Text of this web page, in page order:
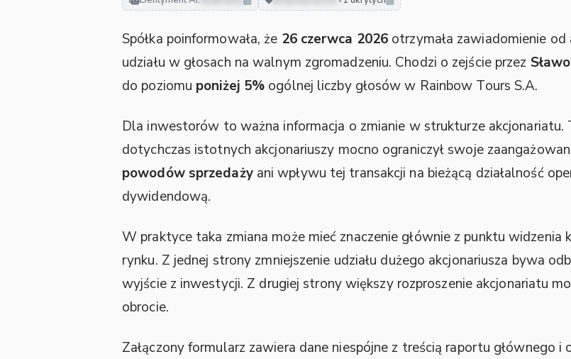
Spółka poinformowała, że 26 czerwca 2026 otrzymała zawiadomienie
udziału w głosach na walnym zgromadzeniu. Chodzi o zejście przez
do poziomu poniżej 5% ogólnej liczby głosów w Rainbow Tours S.A.
Dla inwestorów to ważna informacja o zmianie w strukturze akcjonariatu.
dotychczas istotnych akcjonariuszy mocno ograniczył swoje
powodów sprzedażyani wpływu tej transakcji na bieżącą działalność
dywidendową.
W praktyce taka zmiana może mieć znaczenie głównie z punktu widzenia
rynku. Z jednej strony zmniejszenie udziału dużego akcjonariusza bywa
wyjście z inwestycji. Z drugiej strony większy rozproszenie akcjonariatu
obrocie.
Załączony formularz zawiera dane niespójne z treścią raportu głównego